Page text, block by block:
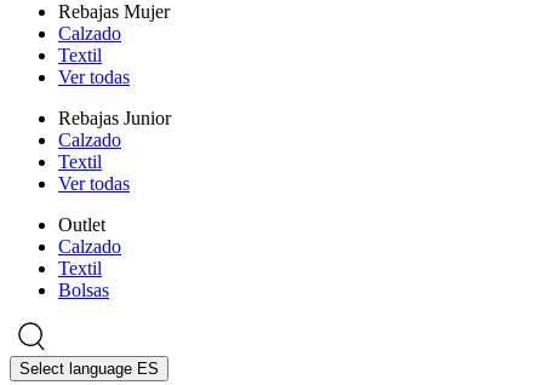
Rebajas Mujer
Calzado
Textil
Ver todas
Rebajas Junior
Calzado
Textil
Ver todas
Outlet
Calzado
Textil
Bolsas
Select language ES